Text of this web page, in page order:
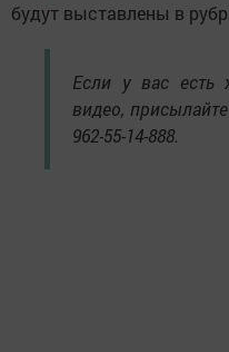
будут выставлены в
Если у вас есть
видео,
962-55-14-888.